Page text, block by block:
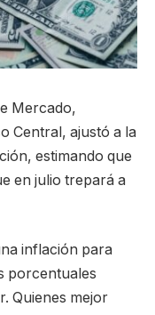
Mercado,
Central, ajustó a la
estimando que
en julio trepará a
inflación para
porcentuales
Quienes mejor